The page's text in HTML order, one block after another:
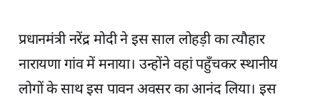
प्रधानमंत्री नरेंद्र मोदी ने इस साल लोहड़ी का त्यौहार
नारायणा गांव में मनाया। उन्होंने वहां पहुँचकर स्थानीय
लोगों के साथ इस पावन अवसर का आनंद लिया। इस